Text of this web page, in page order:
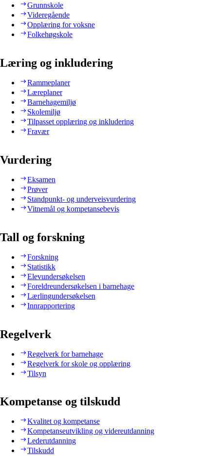
Grunnskole
Videregående
Opplæring for voksne
Folkehøgskole
Læring og inkludering
Rammeplaner
Læreplaner
Barnehagemiljø
Skolemiljø
Tilpasset opplæring og inkludering
Fravær
Vurdering
Eksamen
Prøver
Standpunkt- og underveisvurdering
Vitnemål og kompetansebevis
Tall og forskning
Forskning
Statistikk
Elevundersøkelsen
Foreldreundersøkelsen i barnehage
Lærlingundersøkelsen
Innrapportering
Regelverk
Regelverk for barnehage
Regelverk for skole og opplæring
Tilsyn
Kompetanse og tilskudd
Kvalitet og kompetanse
Kompetanseutvikling og videreutdanning
Lederutdanning
Tilskudd